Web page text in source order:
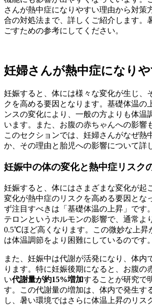
さんが熱中症になりやすい理由から対策
合の対処法まで、詳しくご紹介します。
ごすための参考にしてください。
妊婦さんが熱中症になり
妊娠すると、体には様々な変化が生じ、
クを高める要因となります。基礎体温の
ンスの変化により、一般の方よりも体温
います。また、お腹の赤ちゃんへの影響
このセクションでは、妊婦さんがなぜ熱
か、その理由と胎児への影響について詳
妊娠中の体の変化と熱中症リスク
妊娠すると、体にはさまざまな変化が起
変化が熱中症のリスクを高める要因とな
ず注目すべきは「基礎体温の上昇」です
テロンというホルモンの影響で、通常よ
0.5℃ほど高くなります。この微妙な上昇
は体温調節をより困難にしているのです。
また、妊娠中は代謝が活発になり、体内
ります。特に妊娠後期になると、お腹の
い代謝量が約15%増加することが研究で
す。この代謝量の増加は、体内で発生す
し、暑い環境ではさらに体温上昇のリス